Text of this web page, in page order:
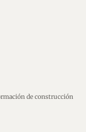
de construcción